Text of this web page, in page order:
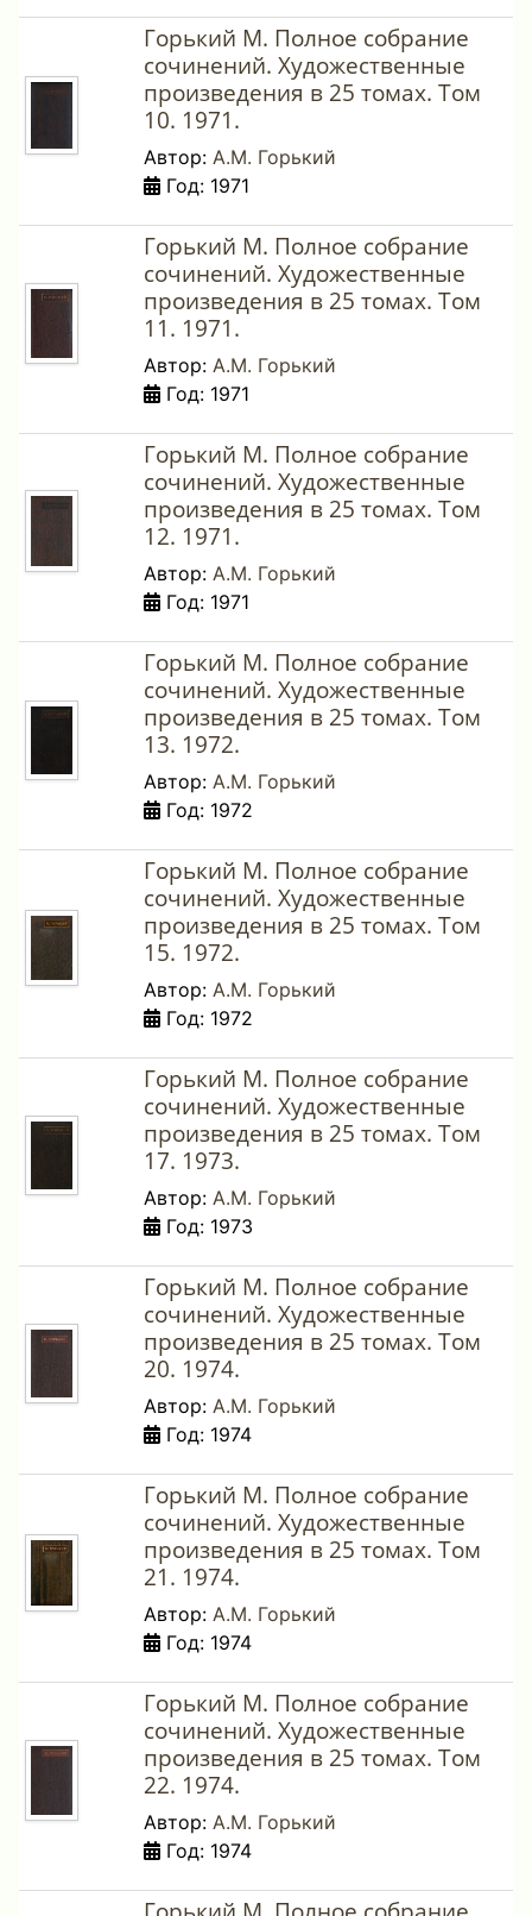
Горький М. Полное собрание
сочинений. Художественные
произведения в 25 томах. Том
10. 1971.
Автор: А.М. Горький
Год: 1971
Горький М. Полное собрание
сочинений. Художественные
произведения в 25 томах. Том
11. 1971.
Автор: А.М. Горький
Год: 1971
Горький М. Полное собрание
сочинений. Художественные
произведения в 25 томах. Том
12. 1971.
Автор: А.М. Горький
Год: 1971
Горький М. Полное собрание
сочинений. Художественные
произведения в 25 томах. Том
13. 1972.
Автор: А.М. Горький
Год: 1972
Горький М. Полное собрание
сочинений. Художественные
произведения в 25 томах. Том
15. 1972.
Автор: А.М. Горький
Год: 1972
Горький М. Полное собрание
сочинений. Художественные
произведения в 25 томах. Том
17. 1973.
Автор: А.М. Горький
Год: 1973
Горький М. Полное собрание
сочинений. Художественные
произведения в 25 томах. Том
20. 1974.
Автор: А.М. Горький
Год: 1974
Горький М. Полное собрание
сочинений. Художественные
произведения в 25 томах. Том
21. 1974.
Автор: А.М. Горький
Год: 1974
Горький М. Полное собрание
сочинений. Художественные
произведения в 25 томах. Том
22. 1974.
Автор: А.М. Горький
Год: 1974